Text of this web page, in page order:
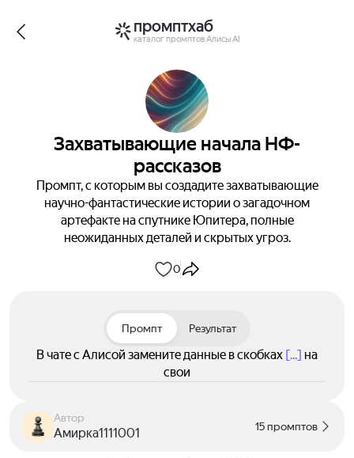
промптхаб
каталог промптов Алисы AI
Захватывающие начала НФ-
рассказов
Промпт, с которым вы создадите захватывающие
научно-фантастические истории о загадочном
артефакте на спутнике Юпитера, полные
неожиданных деталей и скрытых угроз.
0
Промпт Результат
В чате с Алисой замените данные в скобках [...] на
свои
Автор
Амирка1111001 15 промптов